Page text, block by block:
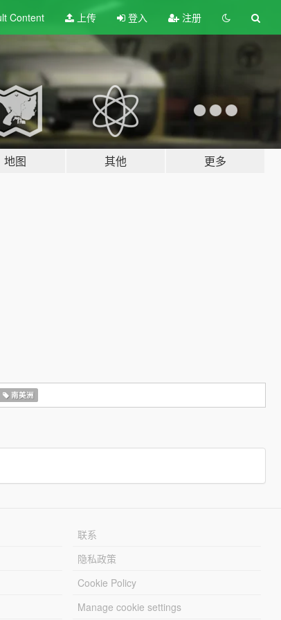
Content 上传 登入 注册
地图 其他 更多
南美洲
联系
隐私政策
Cookie Policy
Manage cookie settings